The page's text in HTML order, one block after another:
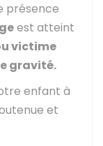
présence
est atteint
victime
gravité.
enfant à
et